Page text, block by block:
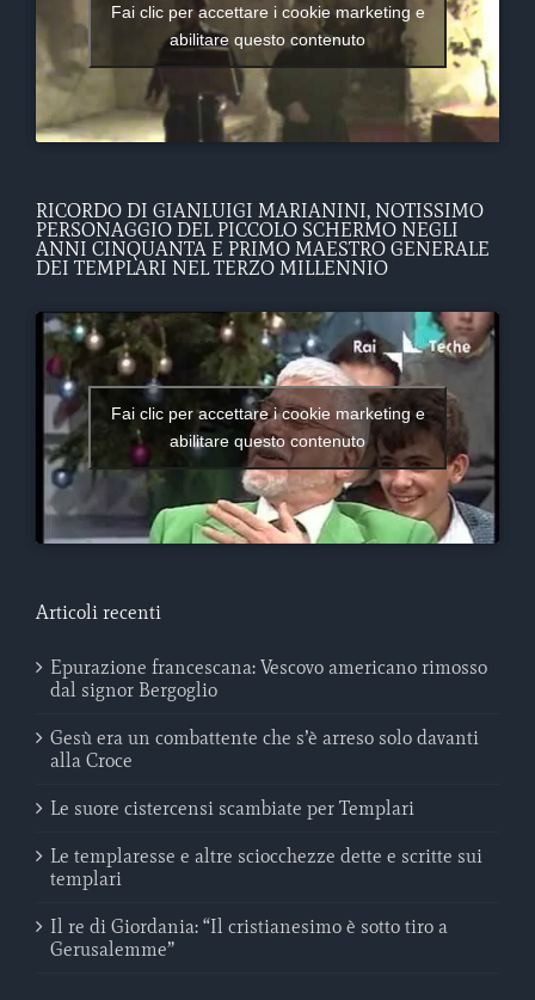
Fai clic per accettare i cookie marketing e
abilitare questo contenuto
RICORDO DI GIANLUIGI MARIANINI, NOTISSIMO
PERSONAGGIO DEL PICCOLO SCHERMO NEGLI
ANNI CINQUANTA E PRIMO MAESTRO GENERALE
DEI TEMPLARI NEL TERZO MILLENNIO
Fai clic per accettare i cookie marketing e
abilitare questo contenuto
Articoli recenti
Epurazione francescana: Vescovo americano rimosso
dal signor Bergoglio
Gesù era un combattente che s’è arreso solo davanti
alla Croce
Le suore cistercensi scambiate per Templari
Le templaresse e altre sciocchezze dette e scritte sui
templari
Il re di Giordania: “Il cristianesimo è sotto tiro a
Gerusalemme”